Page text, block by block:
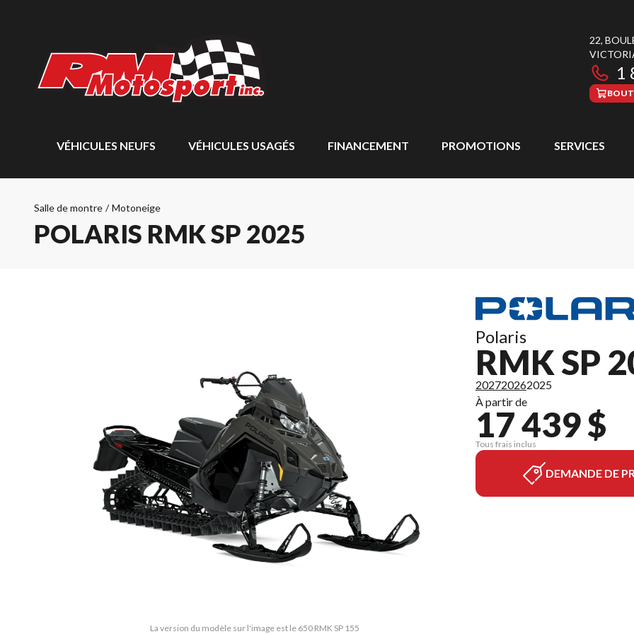
22,
1
VÉHICULES NEUFS VÉHICULES USAGÉS FINANCEMENT PROMOTIONS SERVICES
Salle de montre / Motoneige
POLARIS RMK SP 2025
La version du modèle sur l'image est le 650 RMK SP 155
Polaris
RMK SP
202720262025
À partir de
17 439 $
Tous frais inclus
DEMANDE DE